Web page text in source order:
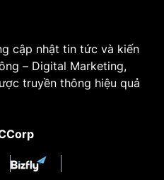
cập nhật tin tức và kiến
– Digital Marketing,
truyền thông hiệu quả